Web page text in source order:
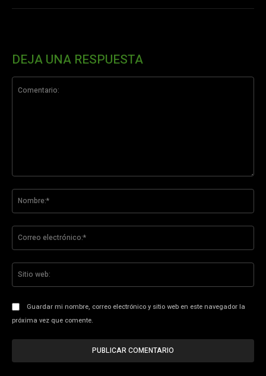
DEJA UNA RESPUESTA
Guardar mi nombre, correo electrónico y sitio web en este navegador la
próxima vez que comente.